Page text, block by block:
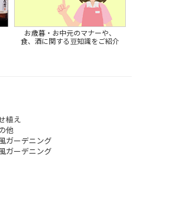
お歳暮・お中元のマナーや、
食、酒に関する豆知識をご紹介
植え
他
ガーデニング
ガーデニング